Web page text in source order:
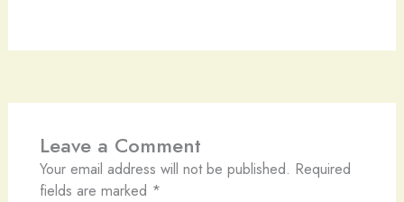
Leave a Comment
Your email address will not be published. Required
fields are marked *